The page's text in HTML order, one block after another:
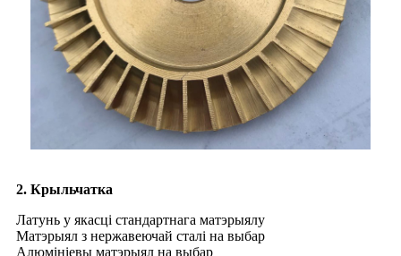
2. Крыльчатка
Латунь у якасці стандартнага матэрыялу
Матэрыял з нержавеючай сталі на выбар
Алюмініевы матэрыял на выбар